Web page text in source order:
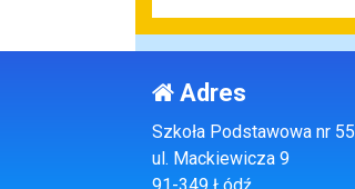
Adres
Szkoła Podstawowa nr 55
ul. Mackiewicza 9